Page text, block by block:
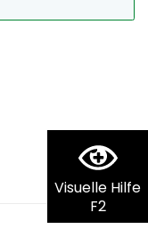
Visuelle Hilfe
F2